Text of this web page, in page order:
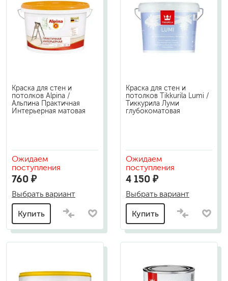
Краска для стен и
потолков Alpina /
Альпина Практичная
Интерьерная матовая
Ожидаем
поступления
760 ₽
Выбрать вариант
Купить
Краска для стен и
потолков Tikkurila Lumi /
Тиккурила Луми
глубокоматовая
Ожидаем
поступления
4 150 ₽
Выбрать вариант
Купить